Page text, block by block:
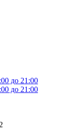
до 21:00
до 21:00